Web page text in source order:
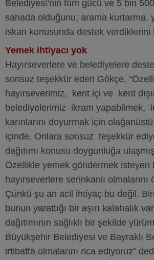
Belediyesi’nin tüm gücü ve 5 bin
sahada olduğunu, arama kurtarma,
iskan konusunda destek verdiklerini
Yemek ihtiyacı yok
Hayırseverlere ve belediyelere
sonsuz teşekkür eden Gökçe,
hayırseverimiz, kent içi ve kent
belediyelerimiz ikram yapabilmek,
karınlarını doyurmak için
içinde. Onlara sonsuz teşekkür
dağıtımı konusu doygunluğa
Özellikle yemek göndermek isteyen
hayırseverlere serinkanlı
Çünkü şu an acil ihtiyaç bu değil.
bunun yarattığı bir aşırı kalabalık
dağıtımının sağlıklı bir şekilde
Büyükşehir Belediyesi ve Bayraklı
irtibatta olmalarını rica ediyoruz”